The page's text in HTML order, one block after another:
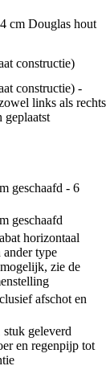
cm Douglas hout
constructie)
constructie) -
links als rechts
geplaatst
geschaafd - 6
geschaafd
horizontaal
ander type
zie de
afschot en
geleverd
en regenpijp tot